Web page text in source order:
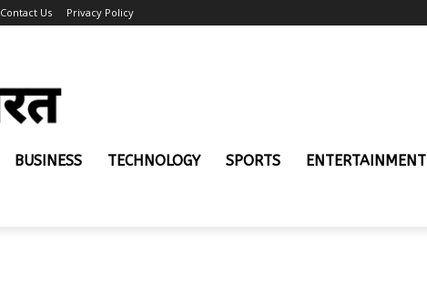
Contact Us Privacy Policy
BUSINESS TECHNOLOGY SPORTS ENTERTAINMENT